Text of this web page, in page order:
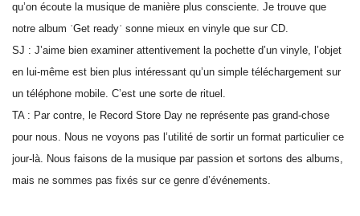
qu’on écoute la musique de manière plus consciente. Je trouve que
notre album ʿGet readyʾ sonne mieux en vinyle que sur CD.
SJ : J’aime bien examiner attentivement la pochette d’un vinyle, l’objet
en lui-même est bien plus intéressant qu’un simple téléchargement sur
un téléphone mobile. C’est une sorte de rituel.
TA : Par contre, le Record Store Day ne représente pas grand-chose
pour nous. Nous ne voyons pas l’utilité de sortir un format particulier ce
jour-là. Nous faisons de la musique par passion et sortons des albums,
mais ne sommes pas fixés sur ce genre d’événements.